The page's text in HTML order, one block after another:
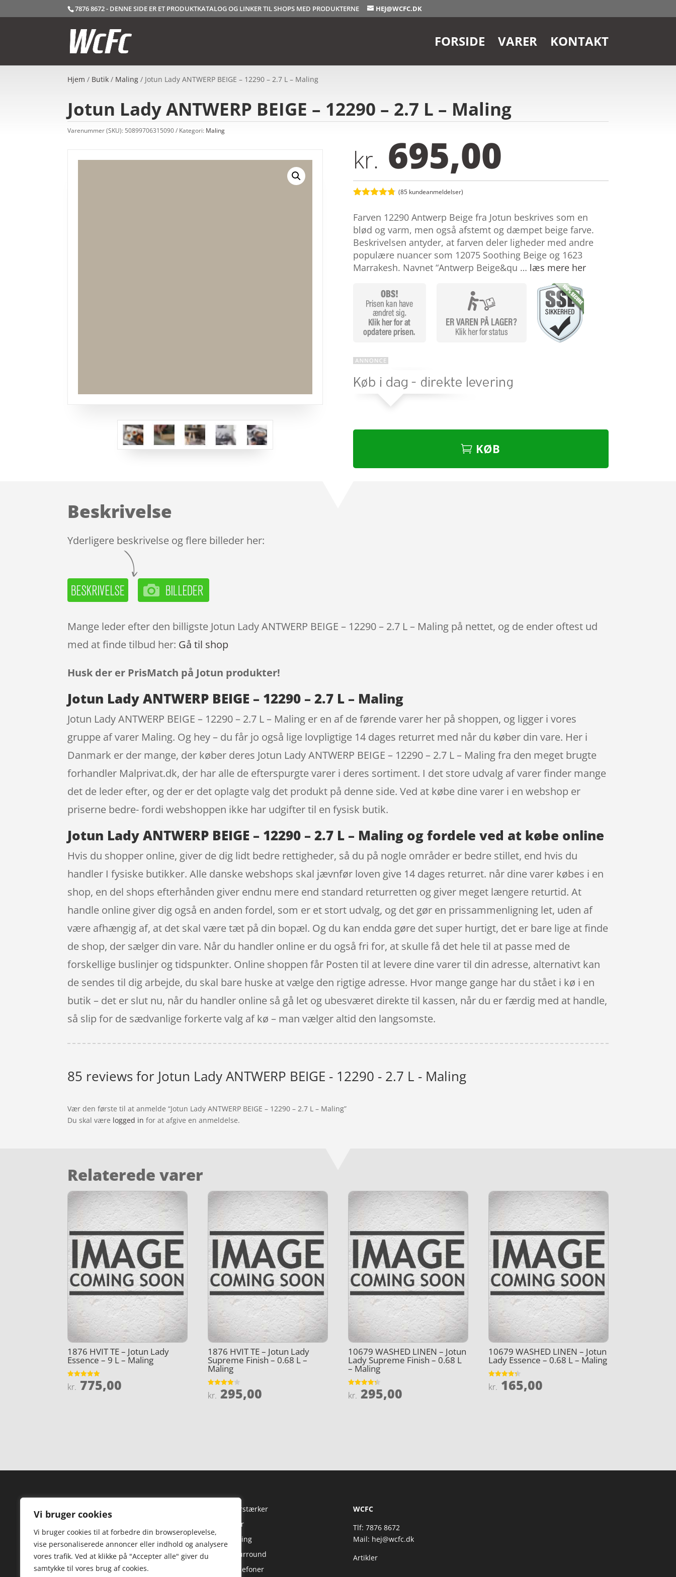
Vi bruger cookies
Vi bruger cookies til at forbedre din browseroplevelse,
vise personaliserede annoncer eller indhold og analysere
vores trafik. Ved at klikke på "Accepter alle" giver du
samtykke til vores brug af cookies.
7876 8672 - DENNE SIDE ER ET PRODUKTKATALOG OG LINKER TIL SHOPS MED PRODUKTERNE HEJ@WCFC.DK
FORSIDE VARER KONTAKT
Hjem / Butik / Maling / Jotun Lady ANTWERP BEIGE – 12290 – 2.7 L – Maling
Jotun Lady ANTWERP BEIGE – 12290 – 2.7 L – Maling
Varenummer (SKU): 50899706315090 Kategori: Maling
kr. 695,00
ud af 5
baseret på
kundebedø
mmelser
(85kundeanmeldelser)
Farven 12290 Antwerp Beige fra Jotun beskrives som en
blød og varm, men også afstemt og dæmpet beige farve.
Beskrivelsen antyder, at farven deler ligheder med andre
populære nuancer som 12075 Soothing Beige og 1623
Marrakesh. Navnet “Antwerp Beige&qu … læs mere her
KØB
Beskrivelse
Yderligere beskrivelse og flere billeder her:
Mange leder efter den billigste Jotun Lady ANTWERP BEIGE – 12290 – 2.7 L – Maling på nettet, og de ender oftest ud
med at finde tilbud her: Gå til shop
Husk der er PrisMatch på Jotun produkter!
Jotun Lady ANTWERP BEIGE – 12290 – 2.7 L – Maling
Jotun Lady ANTWERP BEIGE – 12290 – 2.7 L – Maling er en af de førende varer her på shoppen, og ligger i vores
gruppe af varer Maling. Og hey – du får jo også lige lovpligtige 14 dages returret med når du køber din vare. Her i
Danmark er der mange, der køber deres Jotun Lady ANTWERP BEIGE – 12290 – 2.7 L – Maling fra den meget brugte
forhandler Malprivat.dk, der har alle de efterspurgte varer i deres sortiment. I det store udvalg af varer finder mange
det de leder efter, og der er det oplagte valg det produkt på denne side. Ved at købe dine varer i en webshop er
priserne bedre- fordi webshoppen ikke har udgifter til en fysisk butik.
Jotun Lady ANTWERP BEIGE – 12290 – 2.7 L – Maling og fordele ved at købe online
Hvis du shopper online, giver de dig lidt bedre rettigheder, så du på nogle områder er bedre stillet, end hvis du
handler I fysiske butikker. Alle danske webshops skal jævnfør loven give 14 dages returret. når dine varer købes i en
shop, en del shops efterhånden giver endnu mere end standard returretten og giver meget længere returtid. At
handle online giver dig også en anden fordel, som er et stort udvalg, og det gør en prissammenligning let, uden af
være afhængig af, at det skal være tæt på din bopæl. Og du kan endda gøre det super hurtigt, det er bare lige at finde
de shop, der sælger din vare. Når du handler online er du også fri for, at skulle få det hele til at passe med de
forskellige buslinjer og tidspunkter. Online shoppen får Posten til at levere dine varer til din adresse, alternativt kan
de sendes til dig arbejde, du skal bare huske at vælge den rigtige adresse. Hvor mange gange har du stået i kø i en
butik – det er slut nu, når du handler online så gå let og ubesværet direkte til kassen, når du er færdig med at handle,
så slip for de sædvanlige forkerte valg af kø – man vælger altid den langsomste.
85 reviews for Jotun Lady ANTWERP BEIGE - 12290 - 2.7 L - Maling
Vær den første til at anmelde “Jotun Lady ANTWERP BEIGE – 12290 – 2.7 L – Maling”
Du skal være logged in for at afgive en anmeldelse.
Relaterede varer
1876 HVIT TE – Jotun Lady
Essence – 9 L – Maling
Vurderet
4.9
kr. 775,00
1876 HVIT TE – Jotun Lady
Supreme Finish – 0.68 L –
Maling
Vurderet
3.9
kr. 295,00
10679 WASHED LINEN – Jotun
Lady Supreme Finish – 0.68 L
– Maling
Vurderet
4.3
kr. 295,00
10679 WASHED LINEN – Jotun
Lady Essence – 0.68 L – Maling
Vurderet
4.3
kr. 165,00
Forside
Kontakt
HiFi Forstærker
Højtaler
Streaming
TV & Surround
Høretelefoner
WCFC
Tlf: 7876 8672
Mail: hej@wcfc.dk
Artikler